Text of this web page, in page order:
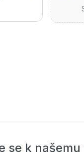
se k